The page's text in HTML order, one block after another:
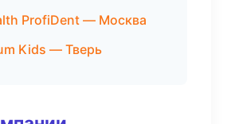
ProfiDent — Москва
Kids — Тверь